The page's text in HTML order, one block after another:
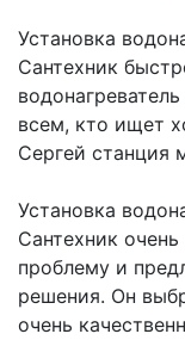
Установка
Сантехник
всем, кто ищет
Сергей станция
Установка
Сантехник
проблему и
решения. Он
очень